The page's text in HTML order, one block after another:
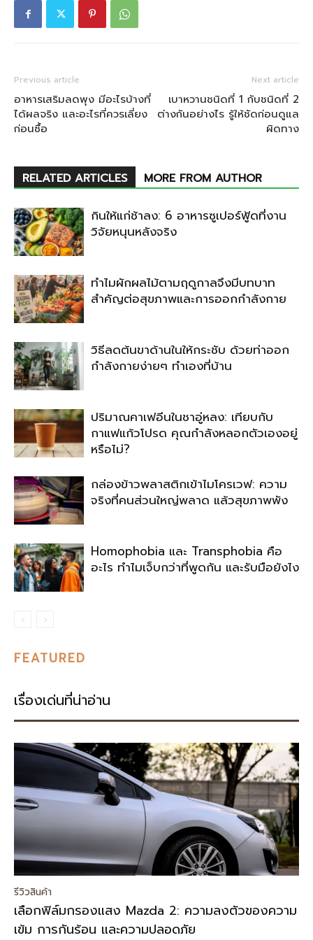
Previous article
อาหารเสริมลดพุง มีอะไรบ้างที่
ได้ผลจริง และอะไรที่ควรเลี่ยง
ก่อนซื้อ
Next article
เบาหวานชนิดที่ 1 กับชนิดที่ 2
ต่างกันอย่างไร รู้ให้ชัดก่อนดูแล
ผิดทาง
RELATED ARTICLES MORE FROM AUTHOR
กินให้แก่ช้าลง: 6 อาหารซูเปอร์ฟู้ดที่งาน
วิจัยหนุนหลังจริง
ทำไมผักผลไม้ตามฤดูกาลจึงมีบทบาท
สำคัญต่อสุขภาพและการออกกำลังกาย
วิธีลดต้นขาด้านในให้กระชับ ด้วยท่าออก
กำลังกายง่ายๆ ทำเองที่บ้าน
ปริมาณคาเฟอีนในชาอู่หลง: เทียบกับ
กาแฟแก้วโปรด คุณกำลังหลอกตัวเองอยู่
หรือไม่?
กล่องข้าวพลาสติกเข้าไมโครเวฟ: ความ
จริงที่คนส่วนใหญ่พลาด แล้วสุขภาพพัง
Homophobia และ Transphobia คือ
อะไร ทำไมเจ็บกว่าที่พูดกัน และรับมือยังไง
FEATURED
เรื่องเด่นที่น่าอ่าน
รีวิวสินค้า
เลือกฟิล์มกรองแสง Mazda 2: ความลงตัวของความ
เข้ม การกันร้อน และความปลอดภัย